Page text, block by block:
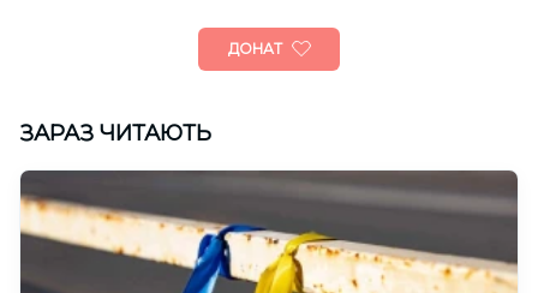
ДОНАТ
ЗАРАЗ ЧИТАЮТЬ